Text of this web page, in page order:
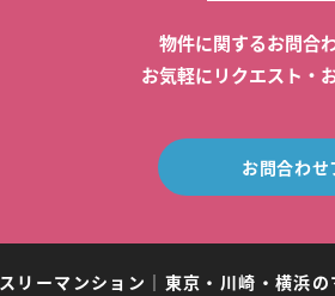
物件に関するお問合
お気軽にリクエスト・
お問合わせ
リーマンション ｜ 東京・川崎・横浜